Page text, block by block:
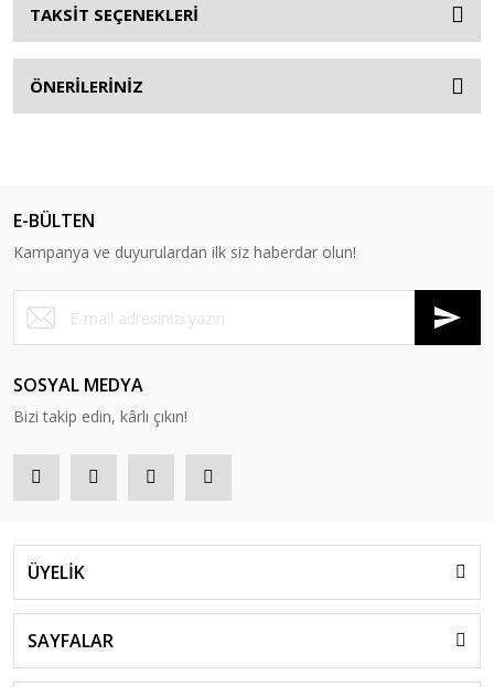
TAKSİT SEÇENEKLERİ
ÖNERİLERİNİZ
E-BÜLTEN
Kampanya ve duyurulardan ilk siz haberdar olun!
SOSYAL MEDYA
Bizi takip edin, kârlı çıkın!
ÜYELİK
SAYFALAR